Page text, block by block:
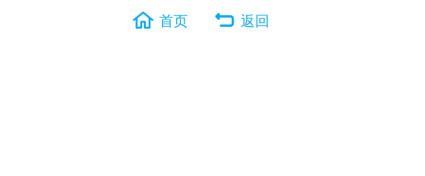
首页 返回